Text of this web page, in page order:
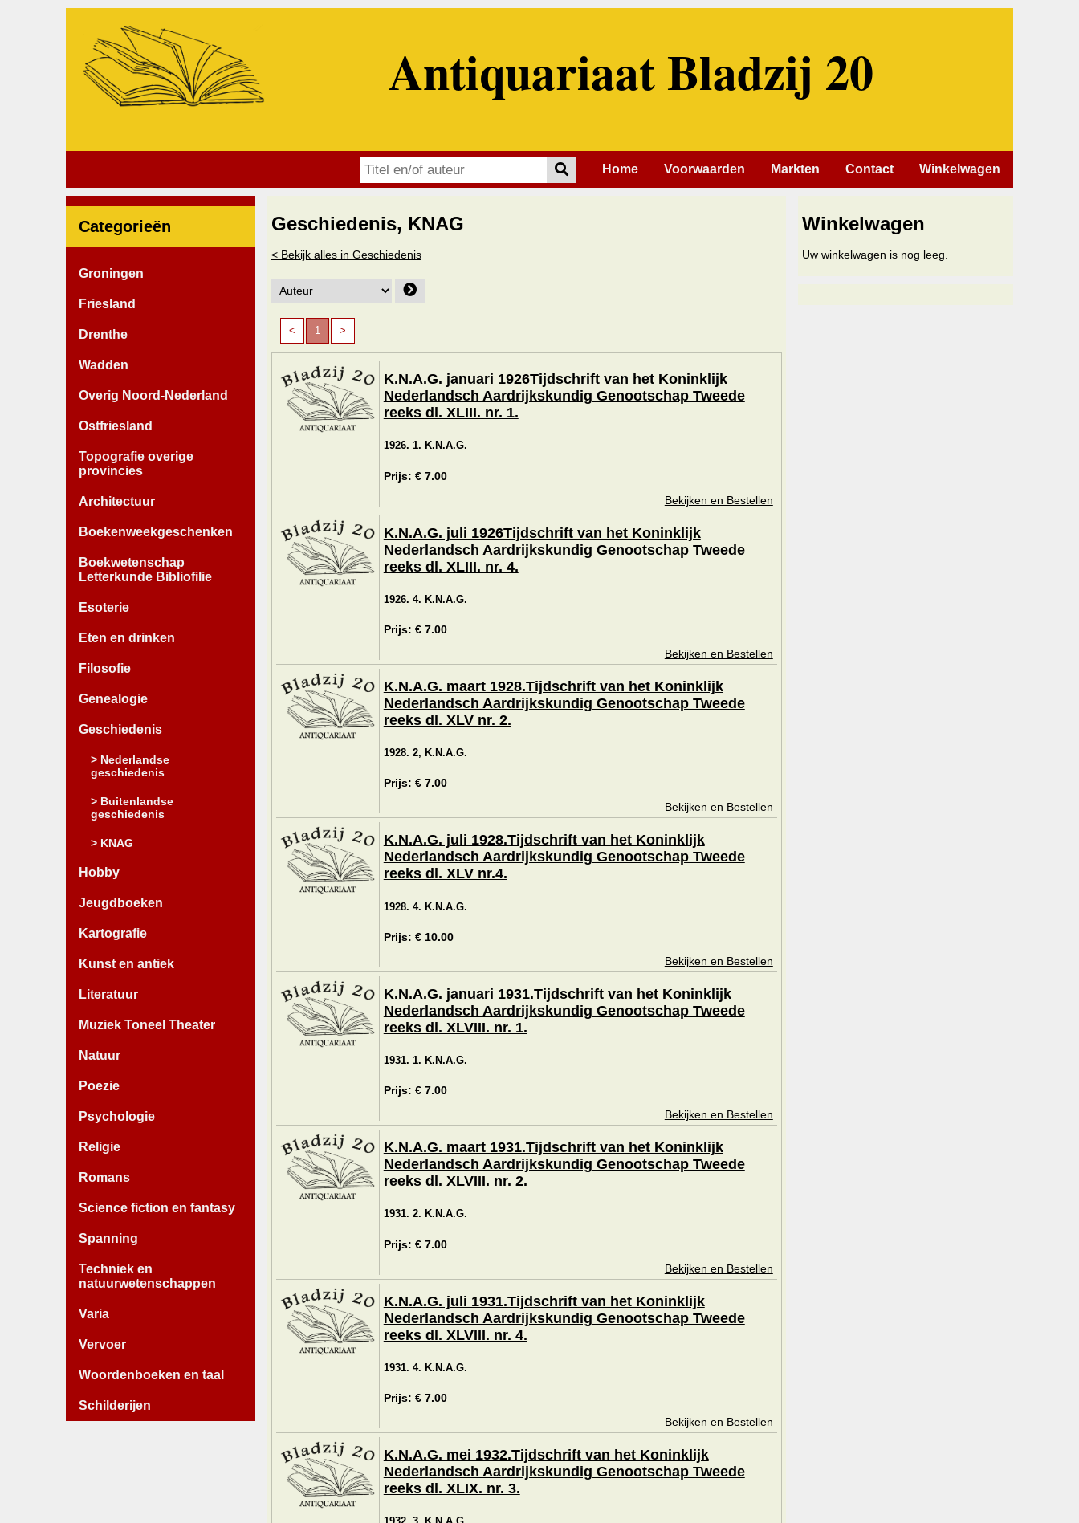
Antiquariaat Bladzij 20
Winkelwagen
Contact
Markten
Voorwaarden
Home
Categorieën
Groningen
Friesland
Drenthe
Wadden
Overig Noord-Nederland
Ostfriesland
Topografie overige
provincies
Architectuur
Boekenweekgeschenken
Boekwetenschap
Letterkunde Bibliofilie
Esoterie
Eten en drinken
Filosofie
Genealogie
Geschiedenis
> Nederlandse
geschiedenis
> Buitenlandse
geschiedenis
> KNAG
Hobby
Jeugdboeken
Kartografie
Kunst en antiek
Literatuur
Muziek Toneel Theater
Natuur
Poezie
Psychologie
Religie
Romans
Science fiction en fantasy
Spanning
Techniek en
natuurwetenschappen
Varia
Vervoer
Woordenboeken en taal
Schilderijen
Geschiedenis, KNAG
< Bekijk alles in Geschiedenis
< 1 >
K.N.A.G. januari 1926Tijdschrift van het Koninklijk
Nederlandsch Aardrijkskundig Genootschap Tweede
reeks dl. XLIII. nr. 1.
1926. 1. K.N.A.G.
Prijs: € 7.00
Bekijken en Bestellen
K.N.A.G. juli 1926Tijdschrift van het Koninklijk
Nederlandsch Aardrijkskundig Genootschap Tweede
reeks dl. XLIII. nr. 4.
1926. 4. K.N.A.G.
Prijs: € 7.00
Bekijken en Bestellen
K.N.A.G. maart 1928.Tijdschrift van het Koninklijk
Nederlandsch Aardrijkskundig Genootschap Tweede
reeks dl. XLV nr. 2.
1928. 2, K.N.A.G.
Prijs: € 7.00
Bekijken en Bestellen
K.N.A.G. juli 1928.Tijdschrift van het Koninklijk
Nederlandsch Aardrijkskundig Genootschap Tweede
reeks dl. XLV nr.4.
1928. 4. K.N.A.G.
Prijs: € 10.00
Bekijken en Bestellen
K.N.A.G. januari 1931.Tijdschrift van het Koninklijk
Nederlandsch Aardrijkskundig Genootschap Tweede
reeks dl. XLVIII. nr. 1.
1931. 1. K.N.A.G.
Prijs: € 7.00
Bekijken en Bestellen
K.N.A.G. maart 1931.Tijdschrift van het Koninklijk
Nederlandsch Aardrijkskundig Genootschap Tweede
reeks dl. XLVIII. nr. 2.
1931. 2. K.N.A.G.
Prijs: € 7.00
Bekijken en Bestellen
K.N.A.G. juli 1931.Tijdschrift van het Koninklijk
Nederlandsch Aardrijkskundig Genootschap Tweede
reeks dl. XLVIII. nr. 4.
1931. 4. K.N.A.G.
Prijs: € 7.00
Bekijken en Bestellen
K.N.A.G. mei 1932.Tijdschrift van het Koninklijk
Nederlandsch Aardrijkskundig Genootschap Tweede
reeks dl. XLIX. nr. 3.
Winkelwagen
Uw winkelwagen is nog leeg.